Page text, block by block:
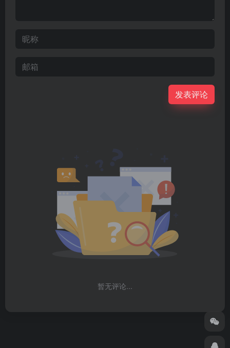
发表评论
暂无评论...